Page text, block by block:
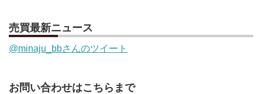
売買最新ニュース
@minaju_bbさんのツイート
お問い合わせはこちらまで